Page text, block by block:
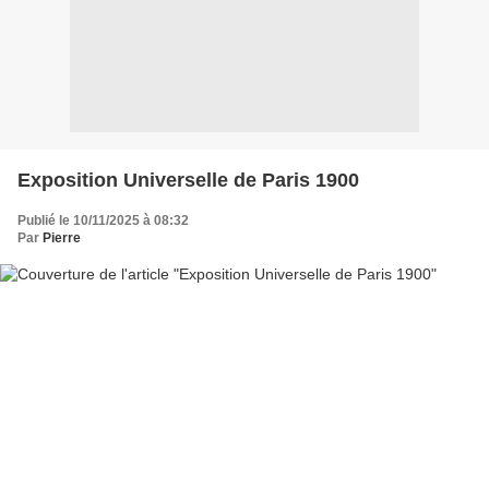
Exposition Universelle de Paris 1900
Publié le 10/11/2025 à 08:32
Par Pierre